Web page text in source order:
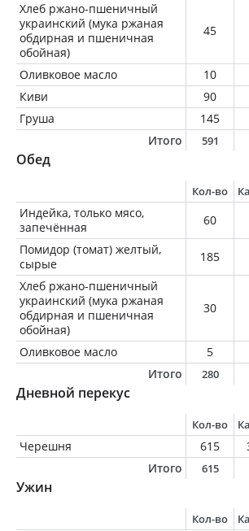
Хлеб ржано-пшеничный
украинский (мука ржаная
обдирная и пшеничная
обойная)
45
Оливковое масло 10
Киви
90
Груша
145
Итого
591
Обед
Кол-во
Индейка, только мясо,
запечённая
60
Помидор (томат) желтый,
сырые
185
Хлеб ржано-пшеничный
украинский (мука ржаная
обдирная и пшеничная
обойная)
30
Оливковое масло 5
Итого
280
Дневной перекус
Кол-во
Черешня 615
Итого
615
Ужин
Кол-во